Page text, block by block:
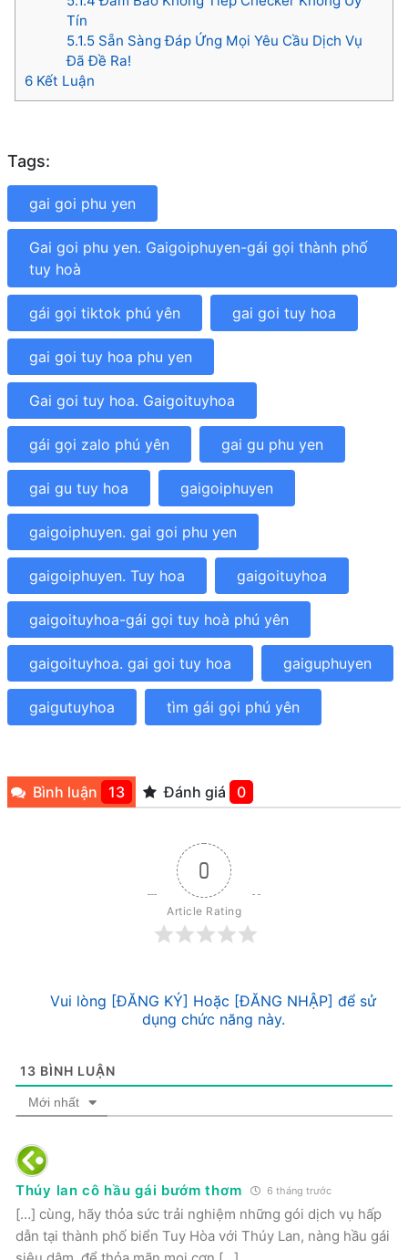
Tín
5.1.5Sẵn Sàng Đáp Ứng Mọi Yêu Cầu Dịch Vụ
Đã Đề Ra!
6 Kết Luận
Tags:
gai goi phu yen
Gai goi phu yen. Gaigoiphuyen-gái gọi thành phố
tuy hoà
gái gọi tiktok phú yên gai goi tuy hoa
gai goi tuy hoa phu yen
Gai goi tuy hoa. Gaigoituyhoa
gái gọi zalo phú yên gai gu phu yen
gai gu tuy hoa gaigoiphuyen
gaigoiphuyen. gai goi phu yen
gaigoiphuyen. Tuy hoa gaigoituyhoa
gaigoituyhoa-gái gọi tuy hoà phú yên
gaigoituyhoa. gai goi tuy hoa gaiguphuyen
gaigutuyhoa tìm gái gọi phú yên
Bình luận 13 Đánh giá 0
0
Article Rating
Vui lòng [ĐĂNG KÝ] Hoặc [ĐĂNG NHẬP] để sử
dụng chức năng này.
13 BÌNH LUẬN
Mới nhất
Thúy lan cô hầu gái bướm thơm 6 tháng trước
[…] cùng, hãy thỏa sức trải nghiệm những gói dịch vụ hấp
dẫn tại thành phố biển Tuy Hòa với Thúy Lan, nàng hầu gái